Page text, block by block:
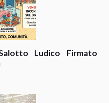
Ludico Firmato